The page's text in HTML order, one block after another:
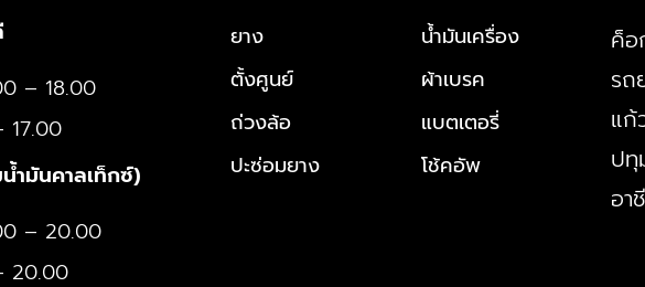
– 18.00
17.00
ำมันคาลเท็กซ์)
– 20.00
20.00
ยาง
ตั้งศูนย์
ถ่วงล้อ
ปะซ่อมยาง
น้ำมันเครื่อง
ผ้าเบรค
แบตเตอรี่
โช้คอัพ
ค็อ
รถ
แก้
ปทุ
อา